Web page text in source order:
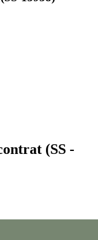
(SS -